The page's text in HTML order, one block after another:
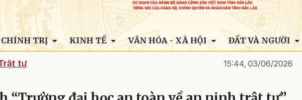
CHÍNH TRỊ KINH TẾ VĂN HÓA - XÃ HỘI ĐẤT VÀ NGƯỜI
tự 15:44, 03/06/2026